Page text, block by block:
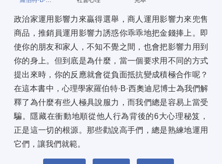
政治家運用影響力來贏得選舉，商人運用影響力來兜售
商品，推銷員運用影響力誘惑你乖乖地把金錢捧上。即
使你的朋友和家人，不知不覺之間，也會把影響力用到
你的身上。但到底是為什麼，當一個要求用不同的方式
提出來時，你的反應就會從負面抵抗變成積極合作呢？
在這本書中，心理學家羅伯特·B·西奧迪尼博士為我們解
釋了為什麼有些人極具說服力，而我們總是容易上當受
騙。隱藏在衝動地順從他人行為背後的6大心理秘笈，
正是這一切的根源。那些勸說高手們，總是熟練地運用
它們，讓我們就範。